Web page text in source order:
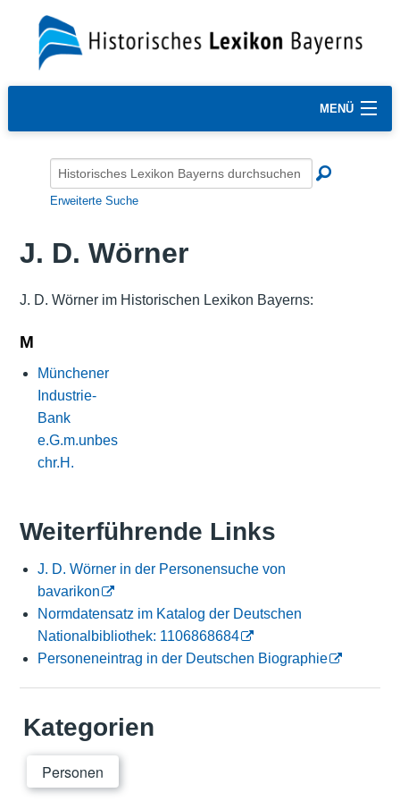
MENÜ
Erweiterte Suche
J. D. Wörner
J. D. Wörner im Historischen Lexikon Bayerns:
M
Münchener
Industrie-
Bank
e.G.m.unbes
chr.H.
Weiterführende Links
J. D. Wörner in der Personensuche von
bavarikon
Normdatensatz im Katalog der Deutschen
Nationalbibliothek: 1106868684
Personeneintrag in der Deutschen Biographie
Kategorien
Personen